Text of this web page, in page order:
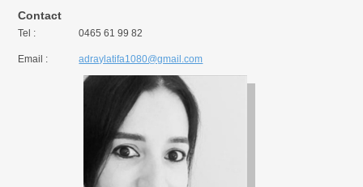
Contact
0465 61 99 82
Tel :
adraylatifa1080@gmail.com
Email :